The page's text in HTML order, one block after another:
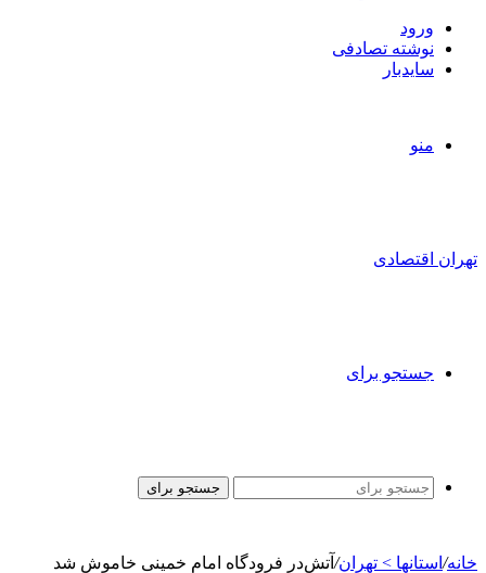
ورود
نوشته تصادفی
سایدبار
منو
تهران اقتصادی
جستجو برای
جستجو برای
خانه/ استانها > تهران/ آتش‌در فرودگاه امام خمینی خاموش شد